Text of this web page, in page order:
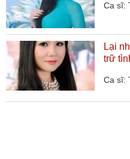
Ca sĩ:
Lại
trữ
Ca sĩ: